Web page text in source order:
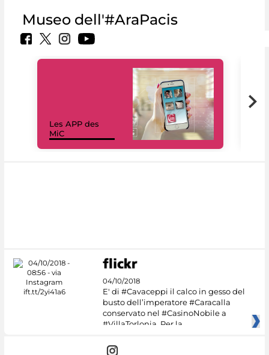
Museo dell'#AraPacis
Les APP des
MiC
04/10/2018
E' di #Cavaceppi il calco in gesso del
busto dell’imperatore #Caracalla
conservato nel #CasinoNobile a
#VillaTorlonia. Per la